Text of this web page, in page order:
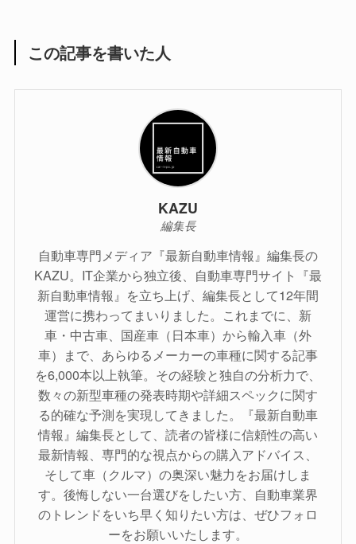
この記事を書いた人
KAZU
編集長
自動車専門メディア『最新自動車情報』編集長の
KAZU。IT企業から独立後、自動車専門サイト『最
新自動車情報』を立ち上げ、編集長として12年間
運営に携わってまいりました。これまでに、新
車・中古車、国産車（日本車）から輸入車（外
車）まで、あらゆるメーカーの車種に関する記事
を6,000本以上執筆。その経験と独自の分析力で、
数々の新型車種の発表時期や詳細スペックに関す
る的確な予測を実現してきました。『最新自動車
情報』編集長として、読者の皆様に信頼性の高い
最新情報、専門的な視点からの購入アドバイス、
そして車（クルマ）の奥深い魅力をお届けしま
す。後悔しない一台選びをしたい方、自動車業界
のトレンドをいち早く知りたい方は、ぜひフォロ
ーをお願いいたします。